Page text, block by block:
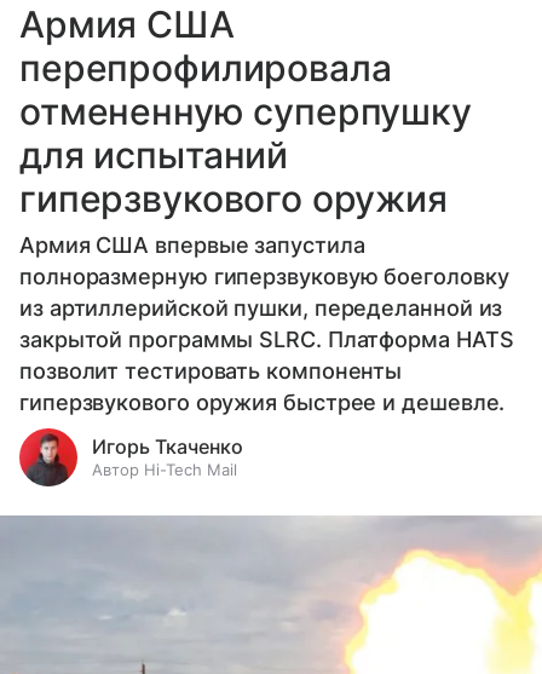
Армия США
перепрофилировала
отмененную суперпушку
для испытаний
гиперзвукового оружия
Армия США впервые запустила
полноразмерную гиперзвуковую боеголовку
из артиллерийской пушки, переделанной из
закрытой программы SLRC. Платформа HATS
позволит тестировать компоненты
гиперзвукового оружия быстрее и дешевле.
Игорь Ткаченко
Автор Hi-Tech Mail